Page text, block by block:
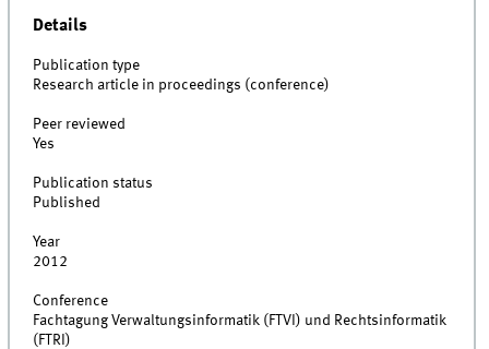
Details
Publication type
Research article in proceedings (conference)
Peer reviewed
Yes
Publication status
Published
Year
2012
Conference
Fachtagung Verwaltungsinformatik (FTVI) und Rechtsinformatik
(FTRI)